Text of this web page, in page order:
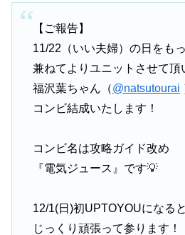
【ご報告】
11/22（いい夫婦）の日をも
兼ねてよりユニットさせて頂
福沢葉ちゃん（@natsutourai
コンビ結成いたします！
コンビ名は攻略ガイド改め
『電気ジュース』です💡
12/1(日)初UPTOYOUになる
じっくり頑張って参ります！